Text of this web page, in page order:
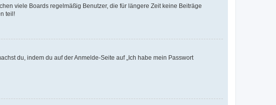
viele Boards regelmäßig Benutzer, die für längere Zeit keine Beiträge
teil!
du, indem du auf der Anmelde-Seite auf „Ich habe mein Passwort